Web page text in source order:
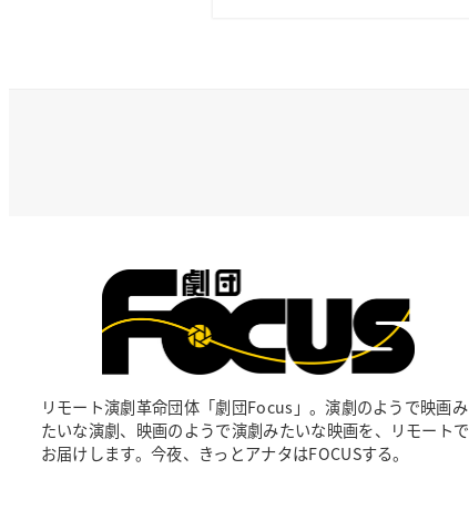
リモート演劇革命団体「劇団Focus」。演劇のようで映画み
たいな演劇、映画のようで演劇みたいな映画を、リモートで
お届けします。今夜、きっとアナタはFOCUSする。